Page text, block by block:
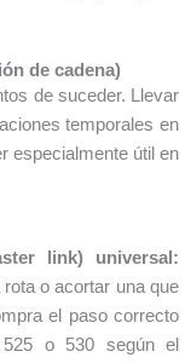
de cadena)
de suceder. Llevar
temporales en
especialmente útil en
link) universal:
o acortar una que
el paso correcto
o 530 según el